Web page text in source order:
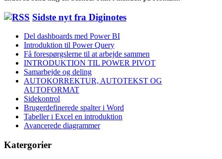
Sidste nyt fra Diginotes
Del dashboards med Power BI
Introduktion til Power Query
Få forespørgslerne til at arbejde sammen
INTRODUKTION TIL POWER PIVOT
Samarbejde og deling
AUTOKORREKTUR, AUTOTEKST OG
AUTOFORMAT
Sidekontrol
Brugerdefinerede spalter i Word
Tabeller i Excel en introduktion
Avancerede diagrammer
Katergorier